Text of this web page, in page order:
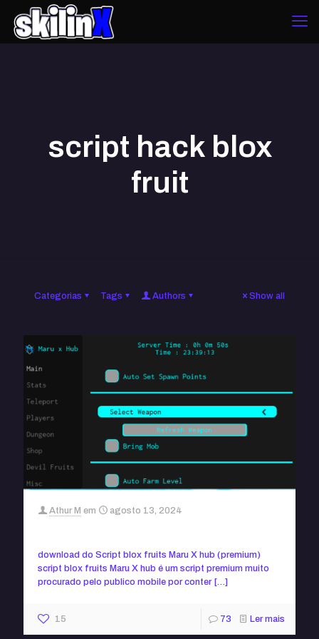
script hack blox
fruit
Categorias Tags Authors Show all
Athur M em agosto 13, 2024
download do Script blox fruits Maru X hub (premium)
script blox fruits Maru X hub é um script premium muito
procurado pelo publico mobile por conter[…]
15 73 Ler mais